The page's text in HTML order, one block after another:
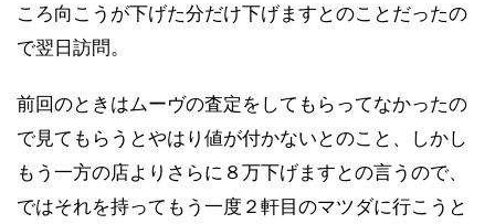
ころ向こうが下げた分だけ下げますとのことだったの
で翌日訪問。
前回のときはムーヴの査定をしてもらってなかったの
で見てもらうとやはり値が付かないとのこと、しかし
もう一方の店よりさらに８万下げますとの言うので、
ではそれを持ってもう一度２軒目のマツダに行こうと